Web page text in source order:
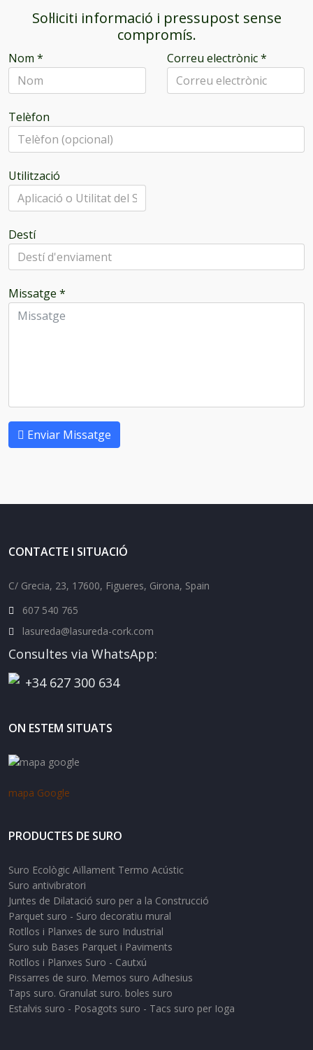
Sol·liciti informació i pressupost sense
compromís.
Nom * Correu electrònic*
Telèfon
Utilització
Destí
Missatge *
Enviar Missatge
CONTACTE I SITUACIÓ
C/ Grecia, 23, 17600, Figueres, Girona, Spain
607 540 765
lasureda@lasureda-cork.com
Consultes via WhatsApp:
+34 627 300 634
ON ESTEM SITUATS
mapa Google
PRODUCTES DE SURO
Suro Ecològic Aïllament Termo Acústic
Suro antivibratori
Juntes de Dilatació suro per a la Construcció
Parquet suro - Suro decoratiu mural
Rotllos i Planxes de suro Industrial
Suro sub Bases Parquet i Paviments
Rotllos i Planxes Suro - Cautxú
Pissarres de suro. Memos suro Adhesius
Taps suro. Granulat suro. boles suro
Estalvis suro - Posagots suro - Tacs suro per Ioga